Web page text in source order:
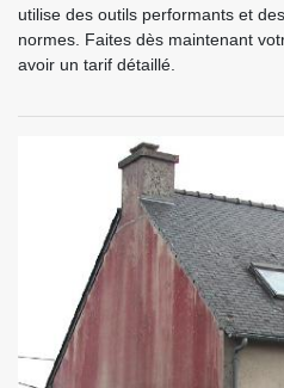
utilise des outils performants et
normes. Faites dès maintenant
avoir un tarif détaillé.